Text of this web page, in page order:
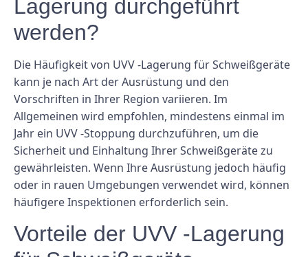
Lagerung durchgeführt
werden?
Die Häufigkeit von UVV -Lagerung für Schweißgeräte
kann je nach Art der Ausrüstung und den
Vorschriften in Ihrer Region variieren. Im
Allgemeinen wird empfohlen, mindestens einmal im
Jahr ein UVV -Stoppung durchzuführen, um die
Sicherheit und Einhaltung Ihrer Schweißgeräte zu
gewährleisten. Wenn Ihre Ausrüstung jedoch häufig
oder in rauen Umgebungen verwendet wird, können
häufigere Inspektionen erforderlich sein.
Vorteile der UVV -Lagerung